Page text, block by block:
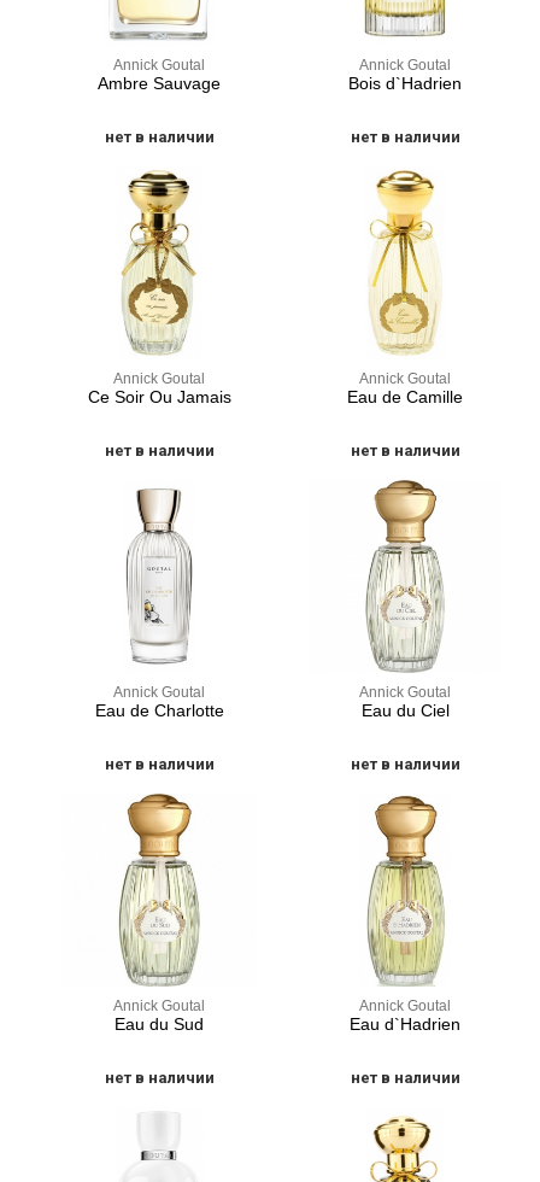
Annick Goutal
Ambre Sauvage
нет в наличии
Annick Goutal
Bois d`Hadrien
нет в наличии
Annick Goutal
Ce Soir Ou Jamais
нет в наличии
Annick Goutal
Eau de Camille
нет в наличии
Annick Goutal
Eau de Charlotte
нет в наличии
Annick Goutal
Eau du Ciel
нет в наличии
Annick Goutal
Eau du Sud
нет в наличии
Annick Goutal
Eau d`Hadrien
нет в наличии